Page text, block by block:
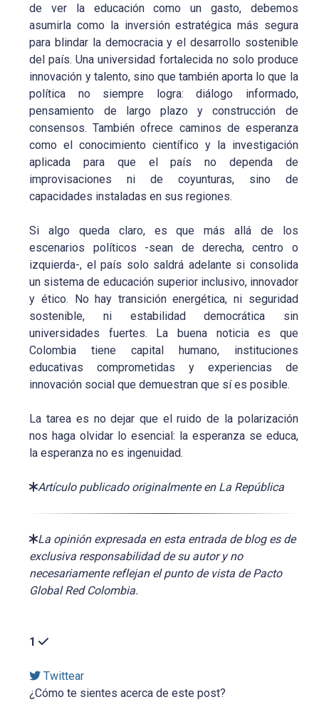
de ver la educación como un gasto, debemos
asumirla como la inversión estratégica más segura
para blindar la democracia y el desarrollo sostenible
del país. Una universidad fortalecida no solo produce
innovación y talento, sino que también aporta lo que la
política no siempre logra: diálogo informado,
pensamiento de largo plazo y construcción de
consensos. También ofrece caminos de esperanza
como el conocimiento científico y la investigación
aplicada para que el país no dependa de
improvisaciones ni de coyunturas, sino de
capacidades instaladas en sus regiones.
Si algo queda claro, es que más allá de los
escenarios políticos -sean de derecha, centro o
izquierda-, el país solo saldrá adelante si consolida
un sistema de educación superior inclusivo, innovador
y ético. No hay transición energética, ni seguridad
sostenible, ni estabilidad democrática sin
universidades fuertes. La buena noticia es que
Colombia tiene capital humano, instituciones
educativas comprometidas y experiencias de
innovación social que demuestran que sí es posible.
La tarea es no dejar que el ruido de la polarización
nos haga olvidar lo esencial: la esperanza se educa,
la esperanza no es ingenuidad.
Artículo publicado originalmente en La República
La opinión expresada en esta entrada de blog es de
exclusiva responsabilidad de su autor y no
necesariamente reflejan el punto de vista de Pacto
Global Red Colombia.
1
Twittear
¿Cómo te sientes acerca de este post?